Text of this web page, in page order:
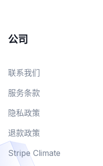
公司
联系我们
服务条款
隐私政策
退款政策
Stripe Climate